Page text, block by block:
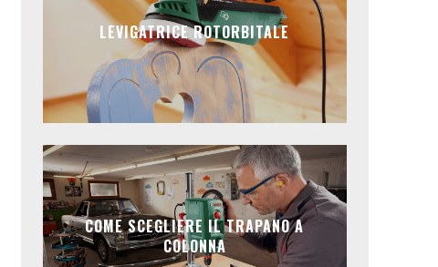
LEVIGATRICE ROTORBITALE
COME SCEGLIERE IL TRAPANO A
COLONNA